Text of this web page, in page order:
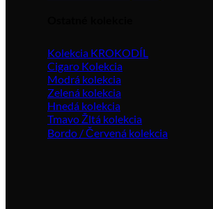
Kolekcia KROKODÍL
Cigaro Kolekcia
Modrá kolekcia
Zelená kolekcia
Hnedá kolekcia
Tmavo Žltá kolekcia
Bordo / Červená kolekcia